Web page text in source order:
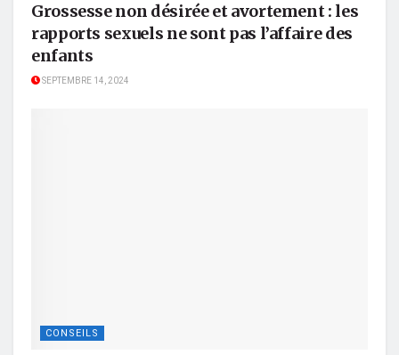
Grossesse non désirée et avortement : les
rapports sexuels ne sont pas l’affaire des
enfants
SEPTEMBRE 14, 2024
CONSEILS